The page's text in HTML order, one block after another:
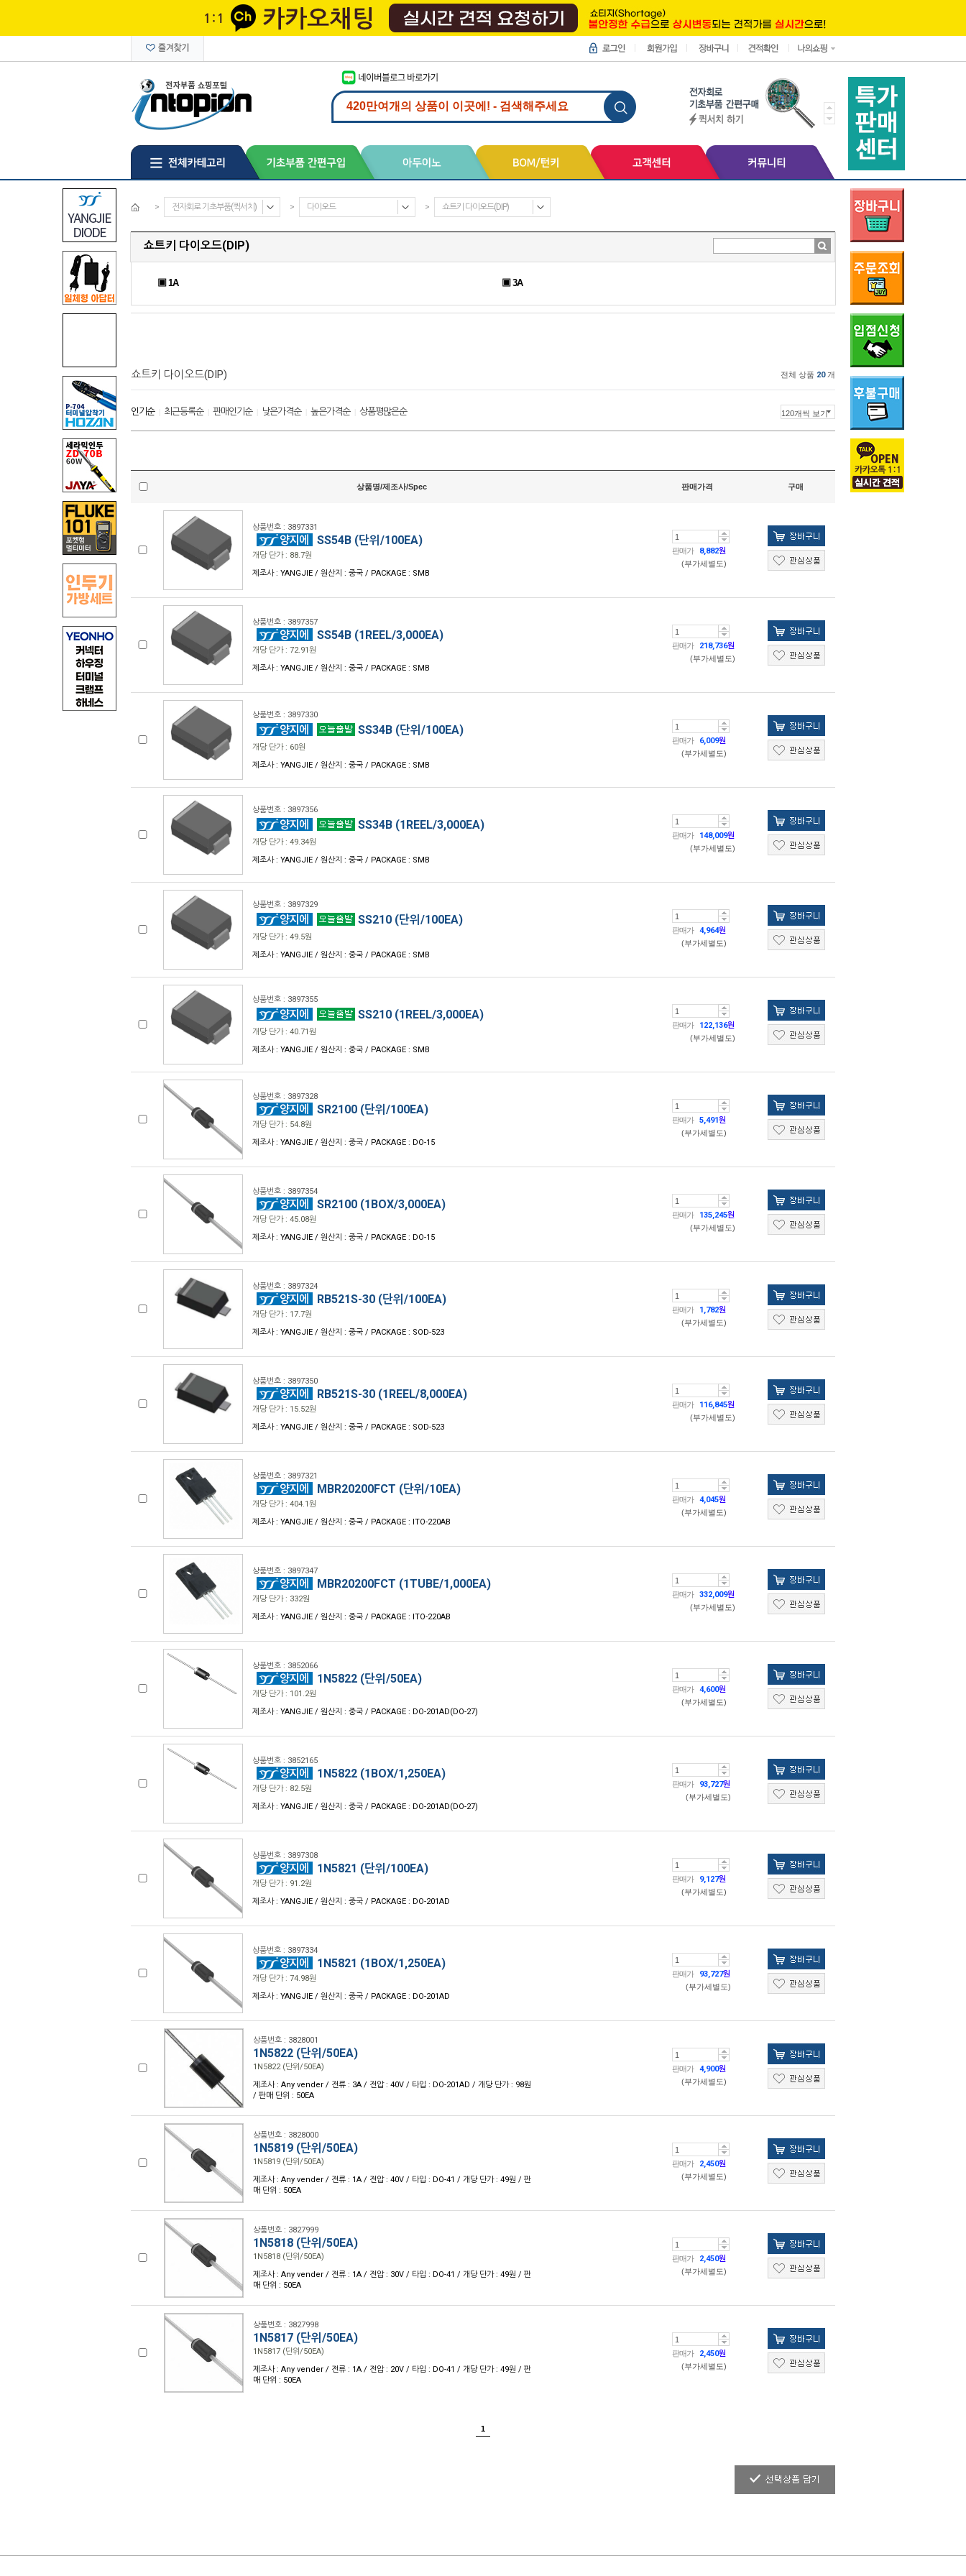
> 전자회로 기초부품(퀵서치) > 다이오드 > 쇼트키 다이오드(DIP)
쇼트키 다이오드(DIP)
▣ 1A ▣ 3A
쇼트키 다이오드(DIP) 전체 상품 20개
인기순| 최근등록순| 판매인기순| 낮은가격순| 높은가격순| 상품평많은순
상품명/제조사/Spec 판매가격 구매
상품번호 : 3897331
SS54B (단위/100EA)
개당 단가 : 88.7원
제조사 : YANGJIE / 원산지 : 중국 / PACKAGE : SMB
판매가 8,882원
(부가세별도)
상품번호 : 3897357
SS54B (1REEL/3,000EA)
개당 단가 : 72.91원
제조사 : YANGJIE / 원산지 : 중국 / PACKAGE : SMB
판매가 218,736원
(부가세별도)
상품번호 : 3897330
SS34B (단위/100EA)
개당 단가 : 60원
제조사 : YANGJIE / 원산지 : 중국 / PACKAGE : SMB
판매가 6,009원
(부가세별도)
상품번호 : 3897356
SS34B (1REEL/3,000EA)
개당 단가 : 49.34원
제조사 : YANGJIE / 원산지 : 중국 / PACKAGE : SMB
판매가 148,009원
(부가세별도)
상품번호 : 3897329
SS210 (단위/100EA)
개당 단가 : 49.5원
제조사 : YANGJIE / 원산지 : 중국 / PACKAGE : SMB
판매가 4,964원
(부가세별도)
상품번호 : 3897355
SS210 (1REEL/3,000EA)
개당 단가 : 40.71원
제조사 : YANGJIE / 원산지 : 중국 / PACKAGE : SMB
판매가 122,136원
(부가세별도)
상품번호 : 3897328
SR2100 (단위/100EA)
개당 단가 : 54.8원
제조사 : YANGJIE / 원산지 : 중국 / PACKAGE : DO-15
판매가 5,491원
(부가세별도)
상품번호 : 3897354
SR2100 (1BOX/3,000EA)
개당 단가 : 45.08원
제조사 : YANGJIE / 원산지 : 중국 / PACKAGE : DO-15
판매가 135,245원
(부가세별도)
상품번호 : 3897324
RB521S-30 (단위/100EA)
개당 단가 : 17.7원
제조사 : YANGJIE / 원산지 : 중국 / PACKAGE : SOD-523
판매가 1,782원
(부가세별도)
상품번호 : 3897350
RB521S-30 (1REEL/8,000EA)
개당 단가 : 15.52원
제조사 : YANGJIE / 원산지 : 중국 / PACKAGE : SOD-523
판매가 116,845원
(부가세별도)
상품번호 : 3897321
MBR20200FCT (단위/10EA)
개당 단가 : 404.1원
제조사 : YANGJIE / 원산지 : 중국 / PACKAGE : ITO-220AB
판매가 4,045원
(부가세별도)
상품번호 : 3897347
MBR20200FCT (1TUBE/1,000EA)
개당 단가 : 332원
제조사 : YANGJIE / 원산지 : 중국 / PACKAGE : ITO-220AB
판매가 332,009원
(부가세별도)
상품번호 : 3852066
1N5822 (단위/50EA)
개당 단가 : 101.2원
제조사 : YANGJIE / 원산지 : 중국 / PACKAGE : DO-201AD(DO-27)
판매가 4,600원
(부가세별도)
상품번호 : 3852165
1N5822 (1BOX/1,250EA)
개당 단가 : 82.5원
제조사 : YANGJIE / 원산지 : 중국 / PACKAGE : DO-201AD(DO-27)
판매가 93,727원
(부가세별도)
상품번호 : 3897308
1N5821 (단위/100EA)
개당 단가 : 91.2원
제조사 : YANGJIE / 원산지 : 중국 / PACKAGE : DO-201AD
판매가 9,127원
(부가세별도)
상품번호 : 3897334
1N5821 (1BOX/1,250EA)
개당 단가 : 74.98원
제조사 : YANGJIE / 원산지 : 중국 / PACKAGE : DO-201AD
판매가 93,727원
(부가세별도)
상품번호 : 3828001
1N5822 (단위/50EA)
1N5822 (단위/50EA)
제조사 : Any vender / 전류 : 3A / 전압 : 40V / 타입 : DO-201AD / 개당 단가 : 98원
/ 판매 단위 : 50EA
판매가 4,900원
(부가세별도)
상품번호 : 3828000
1N5819 (단위/50EA)
1N5819 (단위/50EA)
제조사 : Any vender / 전류 : 1A / 전압 : 40V / 타입 : DO-41 / 개당 단가 : 49원 / 판
매 단위 : 50EA
판매가 2,450원
(부가세별도)
상품번호 : 3827999
1N5818 (단위/50EA)
1N5818 (단위/50EA)
제조사 : Any vender / 전류 : 1A / 전압 : 30V / 타입 : DO-41 / 개당 단가 : 49원 / 판
매 단위 : 50EA
판매가 2,450원
(부가세별도)
상품번호 : 3827998
1N5817 (단위/50EA)
1N5817 (단위/50EA)
제조사 : Any vender / 전류 : 1A / 전압 : 20V / 타입 : DO-41 / 개당 단가 : 49원 / 판
매 단위 : 50EA
판매가 2,450원
(부가세별도)
1